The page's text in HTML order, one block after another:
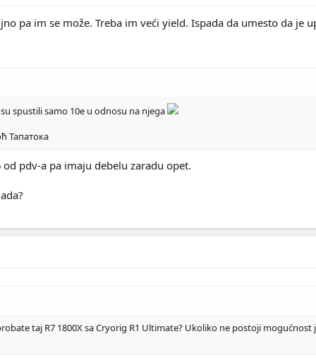
pa im se može. Treba im veći yield. Ispada da umesto da
spustili samo 10e u odnosu na njega
Тапатока
pdv-a pa imaju debelu zaradu opet.
taj R7 1800X sa Cryorig R1 Ultimate? Ukoliko ne postoji